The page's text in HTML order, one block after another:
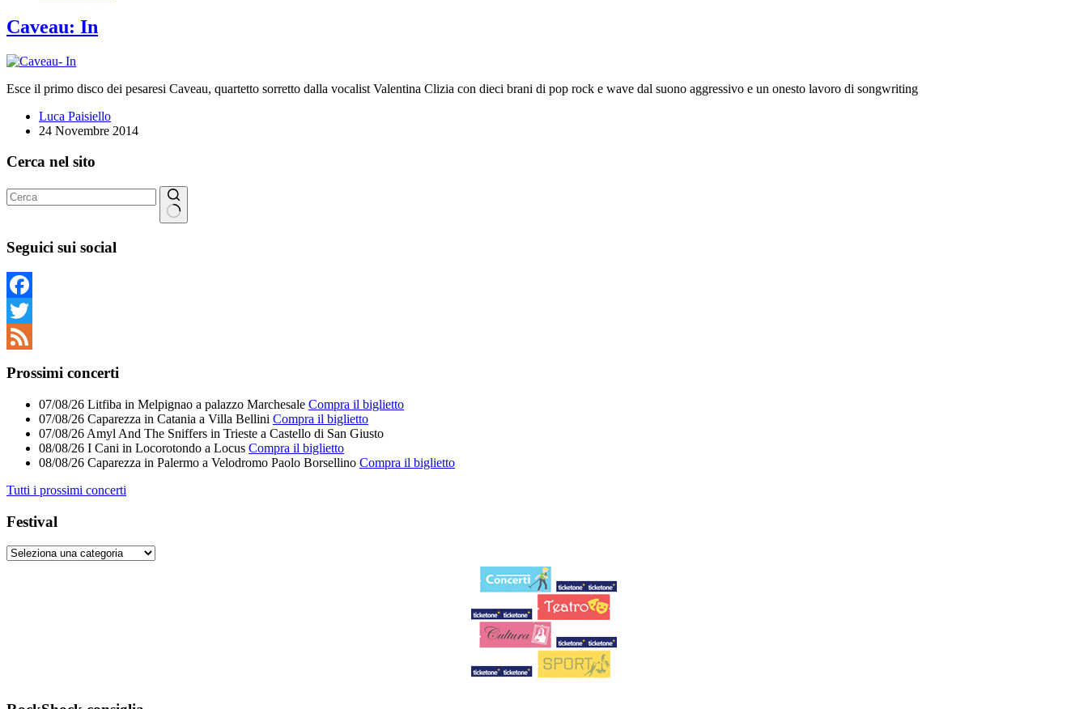
Caveau: In
Esce il primo disco dei pesaresi Caveau, quartetto sorretto dalla vocalist Valentina Clizia con dieci brani di pop rock e wave dal suono aggressivo e un onesto lavoro di songwriting
Luca Paisiello
24 Novembre 2014
Cerca nel sito
risultato
Seguici sui social
Facebook
Twitter
Prossimi concerti
07/08/26 Litfiba in Melpignao a palazzo Marchesale Compra il biglietto
07/08/26 Caparezza in Catania a Villa Bellini Compra il biglietto
07/08/26 Amyl And The Sniffers in Trieste a Castello di San Giusto
08/08/26 I Cani in Locorotondo a Locus Compra il biglietto
08/08/26 Caparezza in Palermo a Velodromo Paolo Borsellino Compra il biglietto
Tutti i prossimi concerti
Festival